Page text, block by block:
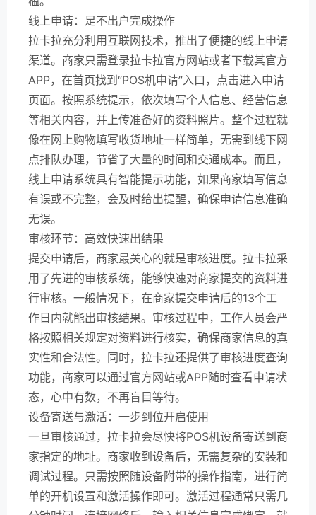
线上申请：足不出户完成操作
拉卡拉充分利用互联网技术，推出了便捷的线上申请
渠道。商家只需登录拉卡拉官方网站或者下载其官方
APP，在首页找到“POS机申请”入口，点击进入申请
页面。按照系统提示，依次填写个人信息、经营信息
等相关内容，并上传准备好的资料照片。整个过程就
像在网上购物填写收货地址一样简单，无需到线下网
点排队办理，节省了大量的时间和交通成本。而且，
线上申请系统具有智能提示功能，如果商家填写信息
有误或不完整，会及时给出提醒，确保申请信息准确
无误。
审核环节：高效快速出结果
提交申请后，商家最关心的就是审核进度。拉卡拉采
用了先进的审核系统，能够快速对商家提交的资料进
行审核。一般情况下，在商家提交申请后的13个工
作日内就能出审核结果。审核过程中，工作人员会严
格按照相关规定对资料进行核实，确保商家信息的真
实性和合法性。同时，拉卡拉还提供了审核进度查询
功能，商家可以通过官方网站或APP随时查看申请状
态，心中有数，不再盲目等待。
设备寄送与激活：一步到位开启使用
一旦审核通过，拉卡拉会尽快将POS机设备寄送到商
家指定的地址。商家收到设备后，无需复杂的安装和
调试过程。只需按照随设备附带的操作指南，进行简
单的开机设置和激活操作即可。激活过程通常只需几